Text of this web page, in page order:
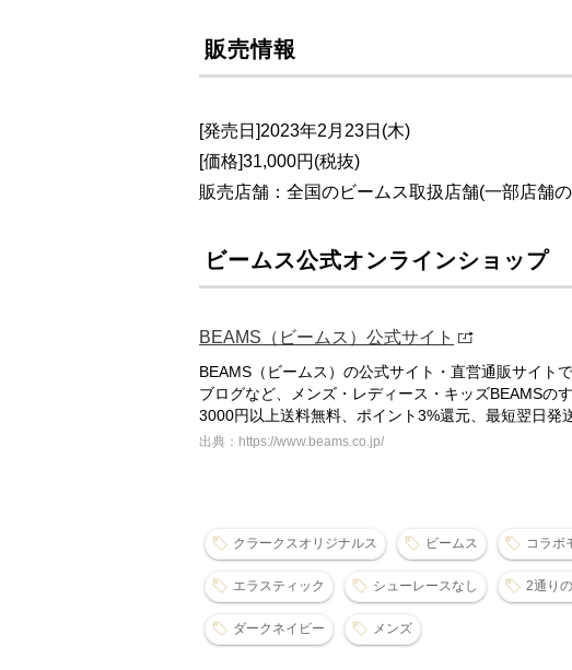
販売情報
[発売日]2023年2月23日(木)
[価格]31,000円(税抜)
販売店舗：全国のビームス取扱店舗(一部店舗
ビームス公式オンラインショップ
BEAMS（ビームス）公式サイト
BEAMS（ビームス）の公式サイト・直営通販サイト
ブログなど、メンズ・レディース・キッズBEAMSの
3000円以上送料無料、ポイント3%還元、最短翌日発送
出典：https://www.beams.co.jp/
クラークスオリジナルス ビームス コラボ
エラスティック シューレースなし 2通り
ダークネイビー メンズ